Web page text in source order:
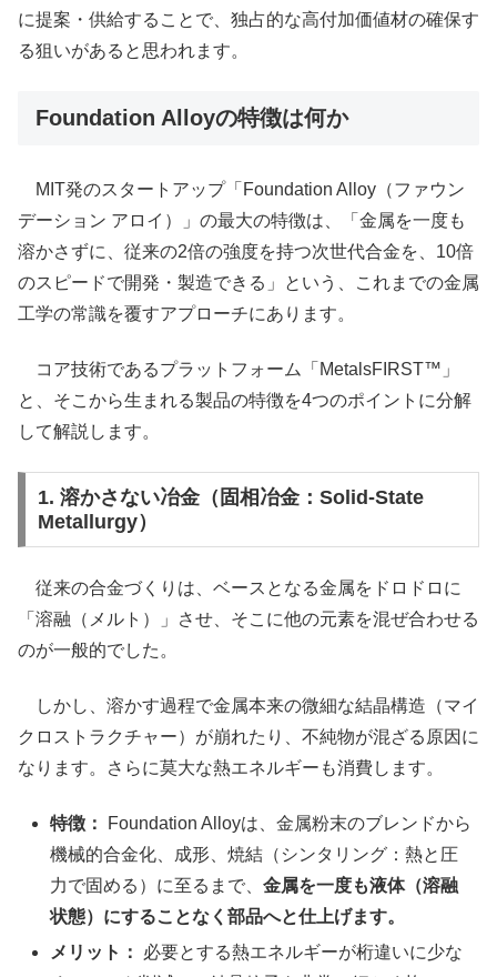
に提案・供給することで、独占的な高付加価値材の確保す
る狙いがあると思われます。
Foundation Alloyの特徴は何か
MIT発のスタートアップ「Foundation Alloy（ファウン
デーション アロイ）」の最大の特徴は、「金属を一度も
溶かさずに、従来の2倍の強度を持つ次世代合金を、10倍
のスピードで開発・製造できる」という、これまでの金属
工学の常識を覆すアプローチにあります。
コア技術であるプラットフォーム「MetalsFIRST™」
と、そこから生まれる製品の特徴を4つのポイントに分解
して解説します。
1. 溶かさない冶金（固相冶金：Solid-State
Metallurgy）
従来の合金づくりは、ベースとなる金属をドロドロに
「溶融（メルト）」させ、そこに他の元素を混ぜ合わせる
のが一般的でした。
しかし、溶かす過程で金属本来の微細な結晶構造（マイ
クロストラクチャー）が崩れたり、不純物が混ざる原因に
なります。さらに莫大な熱エネルギーも消費します。
特徴：
Foundation Alloyは、金属粉末のブレンドから
機械的合金化、成形、焼結（シンタリング：熱と圧
力で固める）に至るまで、金属を一度も液体（溶融
状態）にすることなく部品へと仕上げます。
メリット：
必要とする熱エネルギーが桁違いに少な